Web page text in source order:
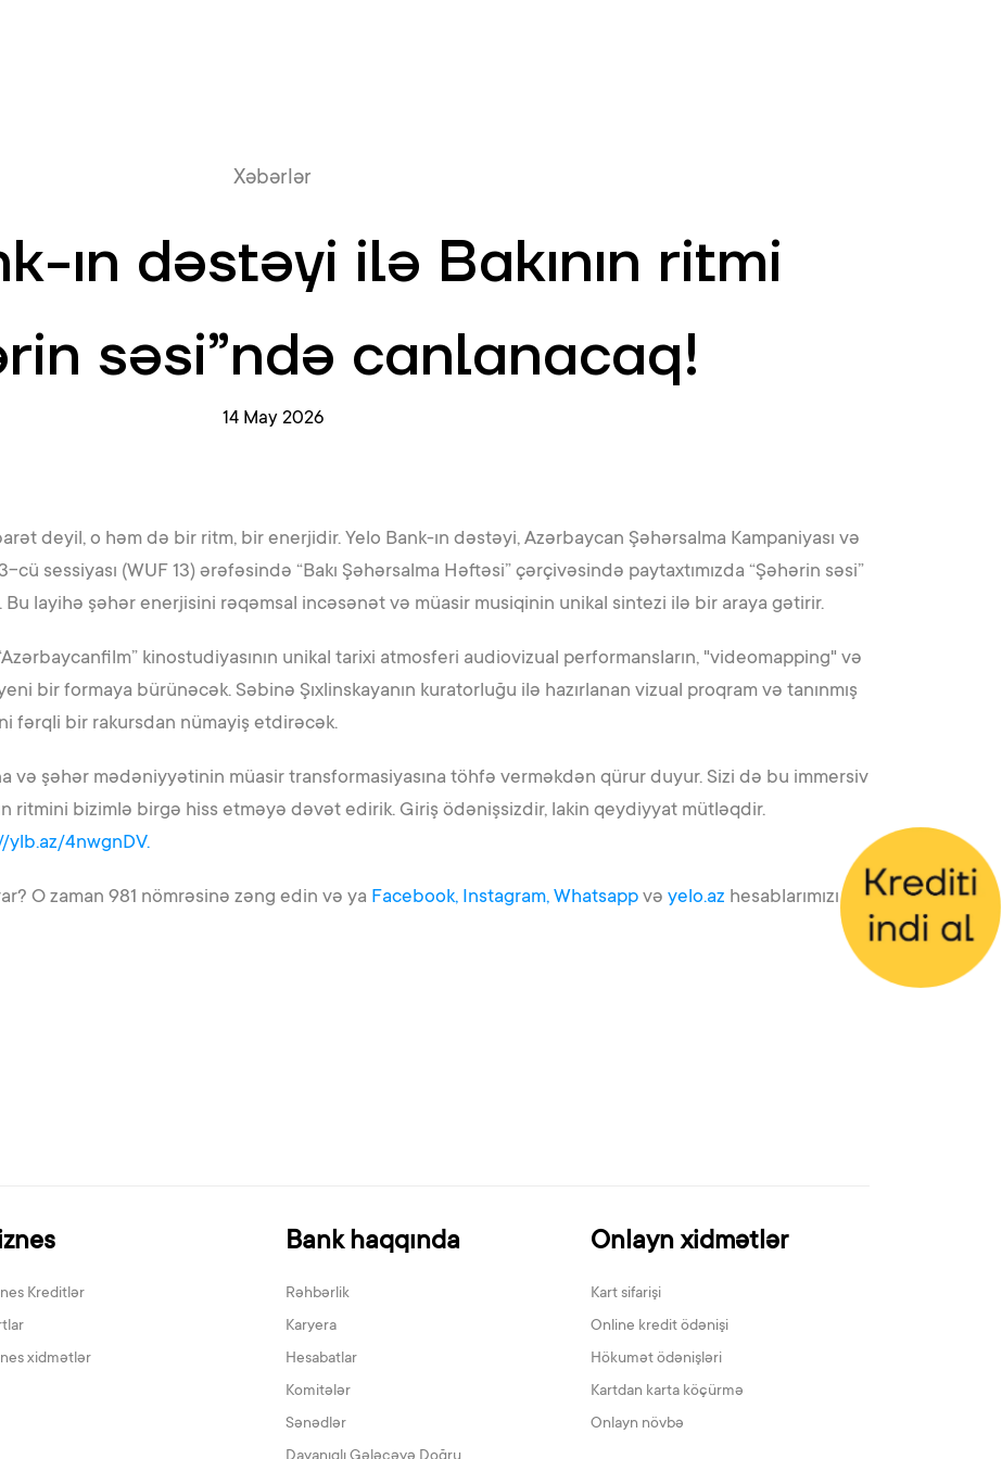
Xəbərlər
ın dəstəyi ilə Bakının ritmi
səsi”ndə canlanacaq!
14 May 2026
deyil, o həm də bir ritm, bir enerjidir. Yelo Bank-ın dəstəyi, Azərbaycan Şəhərsalma Kampaniyası və
sessiyası (WUF 13) ərəfəsində “Bakı Şəhərsalma Həftəsi” çərçivəsində paytaxtımızda “Şəhərin səsi”
Bu layihə şəhər enerjisini rəqəmsal incəsənət və müasir musiqinin unikal sintezi ilə bir araya gətirir.
kinostudiyasının unikal tarixi atmosferi audiovizual performansların, "videomapping" və
bir formaya bürünəcək. Səbinə Şıxlinskayanın kuratorluğu ilə hazırlanan vizual proqram və tanınmış
fərqli bir rakursdan nümayiş etdirəcək.
və şəhər mədəniyyətinin müasir transformasiyasına töhfə verməkdən qürur duyur. Sizi də bu immersiv
ritmini bizimlə birgə hiss etməyə dəvət edirik. Giriş ödənişsizdir, lakin qeydiyyat mütləqdir.
ylb.az/4nwgnDV.
O zaman 981 nömrəsinə zəng edin və ya Facebook, Instagram, Whatsapp və yelo.az hesablarımızı
Kreditlər
xidmətlər
Bank haqqında
Rəhbərlik
Karyera
Hesabatlar
Komitələr
Sənədlər
Onlayn xidmətlər
Kart sifarişi
Online kredit ödənişi
Hökumət ödənişləri
Kartdan karta köçürmə
Onlayn növbə